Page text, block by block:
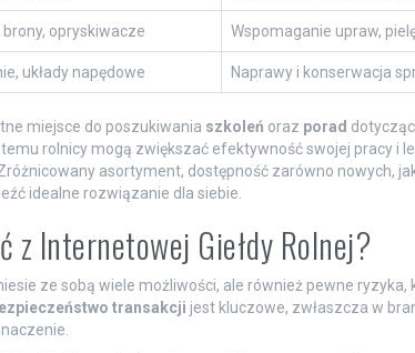
brony, opryskiwacze Wspomaganie upraw,
układy napędowe Naprawy i konserwacja
miejsce do poszukiwania szkoleń oraz porad
rolnicy mogą zwiększać efektywność swojej pracy i
asortyment, dostępność zarówno nowych,
idealne rozwiązanie dla siebie.
z Internetowej Giełdy Rolnej?
ze sobą wiele możliwości, ale również pewne
transakcji jest kluczowe, zwłaszcza w